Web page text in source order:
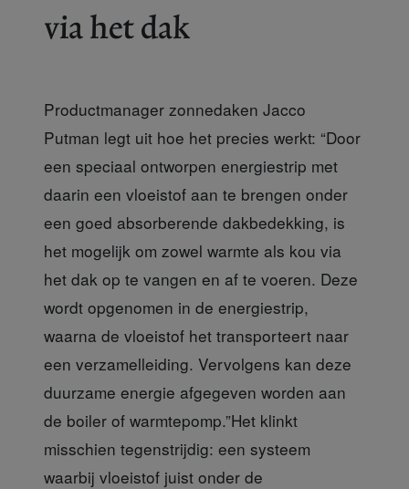
via het dak
Productmanager zonnedaken Jacco
Putman legt uit hoe het precies werkt: “Door
een speciaal ontworpen energiestrip met
daarin een vloeistof aan te brengen onder
een goed absorberende dakbedekking, is
het mogelijk om zowel warmte als kou via
het dak op te vangen en af te voeren. Deze
wordt opgenomen in de energiestrip,
waarna de vloeistof het transporteert naar
een verzamelleiding. Vervolgens kan deze
duurzame energie afgegeven worden aan
de boiler of warmtepomp.”Het klinkt
misschien tegenstrijdig: een systeem
waarbij vloeistof juist onder de